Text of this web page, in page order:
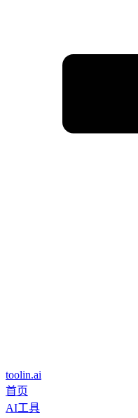
toolin.ai
首页
AI工具